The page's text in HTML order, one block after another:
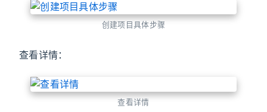
创建项目具体步骤
查看详情：
查看详情